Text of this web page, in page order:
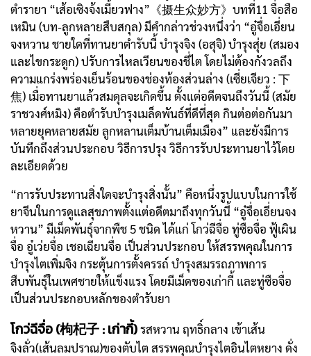
ตำรายา “เส้อเซิงจ้งเมี้ยวฟาง”《摄生众妙方》บทที่11 จื่อสือ
เหมิน (บท-ลูกหลายสืบสกุล) มีคำกล่าวช่วงหนึ่งว่า “อู๋จื่อเอี่ยน
จงหวาน ชายใดที่ทานยาตำรับนี้ บำรุงจิง (อสุจิ) บำรุงสุ่ย (สมอง
และไขกระดูก) ปรับการไหลเวียนของชี่ไต โดยไม่ต้องกังวลถึง
ความแกร่งพร่องเย็นร้อนของช่องท้องส่วนล่าง (เซี่ยเจียว : 下
焦) เมื่อทานยาแล้วสมดุลจะเกิดขึ้น ตั้งแต่อดีตจนถึงวันนี้ (สมัย
ราชวงศ์หมิง) คือตำรับบำรุงเมล็ดพันธ์ที่ดีที่สุด กินต่อต่อกันมา
หลายยุคหลายสมัย ลูกหลานเต็มบ้านเต็มเมือง” และยังมีการ
บันทึกถึงส่วนประกอบ วิธีการปรุง วิธีการรับประทานยาไว้โดย
ละเอียดด้วย
“การรับประทานสิ่งใดจะบำรุงสิ่งนั้น” คือหนึ่งรูปแบบในการใช้
ยาจีนในการดูแลสุขภาพตั้งแต่อดีตมาถึงทุกวันนี้ “อู๋จื่อเอี่ยนจง
หวาน” มีเม็ดพันธุ์จากพืช 5 ชนิด ได้แก่ โกว่ฉีจื่อ ทู่ซือจื่อ ฟู้เผิน
จื่อ อู๋เว่ยจื่อ เชอเฉียนจื่อ เป็นส่วนประกอบ ให้สรรพคุณในการ
บำรุงไตเพิ่มจิง กระตุ้นการตั้งครรถ์ บำรุงสมรรถภาพการ
สืบพันธุ์ในเพศชายให้แข็งแรง โดยมีเม็ดของเก่ากี้ และทู่ซือจื่อ
เป็นส่วนประกอบหลักของตำรับยา
โกว่ฉีจื่อ (枸杞子 : เก่ากี้)รสหวาน ฤทธิ์กลาง เข้าเส้น
จิงลั่ว(เส้นลมปราณ)ของตับไต สรรพคุณบำรุงไตอินไตหยาง ดั่ง